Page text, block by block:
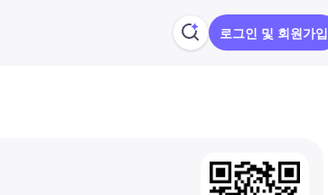
로그인 및 회원가입